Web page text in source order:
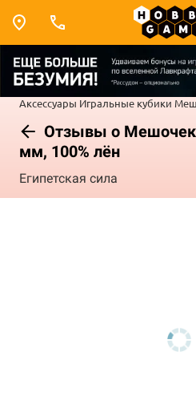
Аксессуары Игральные кубики
Отзывы о Мешочек
мм, 100% лён
Египетская сила